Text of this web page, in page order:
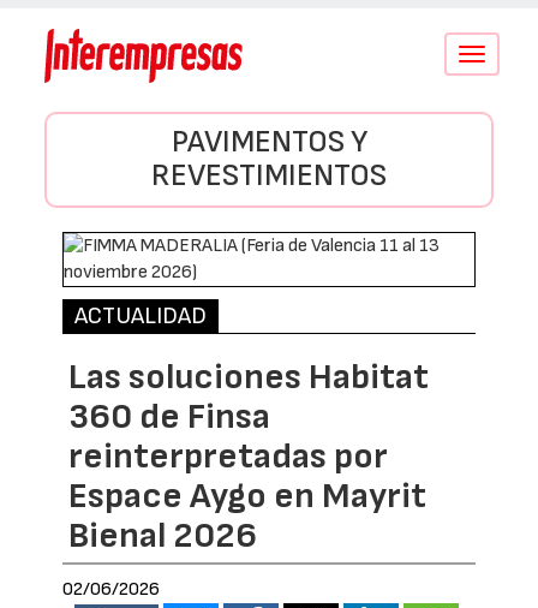
Conmutar
PAVIMENTOS Y
REVESTIMIENTOS
ACTUALIDAD
Las soluciones Habitat
360 de Finsa
reinterpretadas por
Espace Aygo en Mayrit
Bienal 2026
02/06/2026